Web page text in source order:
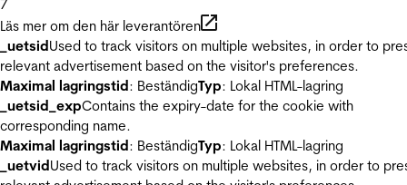
7
Läs mer om den här leverantören
_uetsidUsed to track visitors on multiple websites, in order to
relevant advertisement based on the visitor's preferences.
Maximal lagringstid: BeständigTyp: Lokal HTML-lagring
_uetsid_expContains the expiry-date for the cookie with
corresponding name.
Maximal lagringstid: BeständigTyp: Lokal HTML-lagring
_uetvidUsed to track visitors on multiple websites, in order to